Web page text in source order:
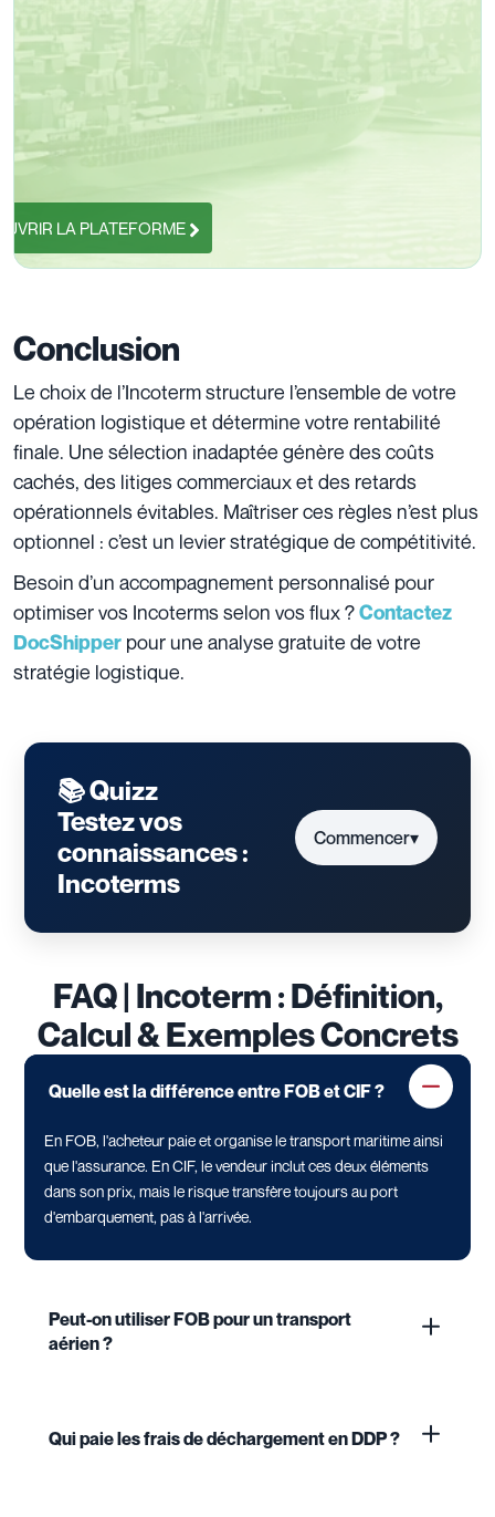
LA PLATEFORME
Conclusion
Le choix de l’Incoterm structure l’ensemble de votre
opération logistique et détermine votre rentabilité
finale. Une sélection inadaptée génère des coûts
cachés, des litiges commerciaux et des retards
opérationnels évitables. Maîtriser ces règles n’est plus
optionnel : c’est un levier stratégique de compétitivité.
Besoin d’un accompagnement personnalisé pour
optimiser vos Incoterms selon vos flux ?Contactez
DocShipper pour une analyse gratuite de votre
stratégie logistique.
📚 Quizz
Testez vos
connaissances :
Incoterms
Commencer▾
FAQ | Incoterm : Définition,
Calcul & Exemples Concrets
Quelle est la différence entre FOB et CIF ?
En FOB, l'acheteur paie et organise le transport maritime ainsi
que l'assurance. En CIF, le vendeur inclut ces deux éléments
dans son prix, mais le risque transfère toujours au port
d'embarquement, pas à l'arrivée.
Peut-on utiliser FOB pour un transport
aérien ?
Qui paie les frais de déchargement en DDP ?